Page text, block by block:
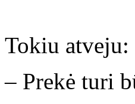
Tokiu atveju:
– Prekė turi